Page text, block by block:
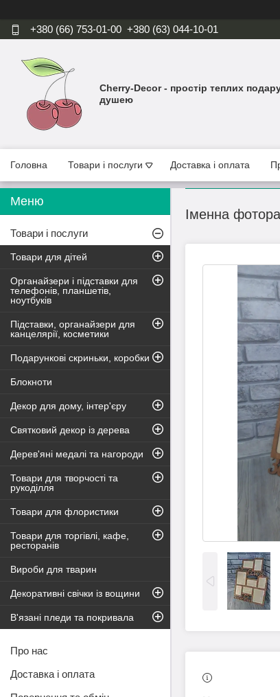
+380 (66) 753-01-00 +380 (63) 044-10-01
Cherry-Decor - простір теплих
душею
Головна Товари і послуги Доставка і оплата
Іменна
Товари і послуги
Товари для дітей
Органайзери і підставки для
телефонів, планшетів,
ноутбуків
Підставки, органайзери для
канцелярії, косметики
Подарункові скриньки, коробки
Блокноти
Декор для дому, інтер'єру
Святковий декор із дерева
Дерев'яні медалі та нагороди
Товари для творчості та
рукоділля
Товари для флористики
Товари для торгівлі, кафе,
ресторанів
Вироби для тварин
Декоративні свічки із вощини
В'язані пледи та покривала
Про нас
Доставка і оплата